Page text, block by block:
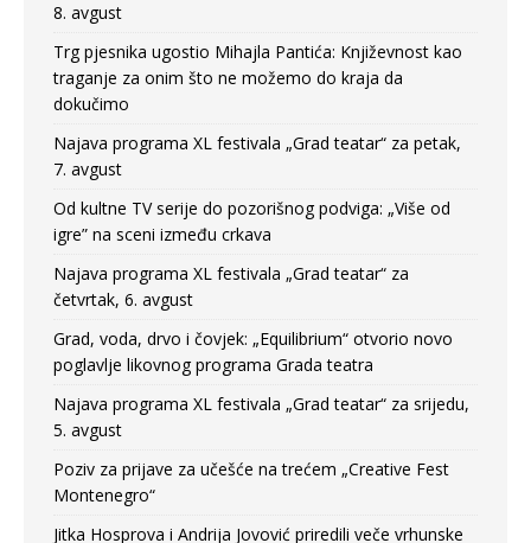
8. avgust
Trg pjesnika ugostio Mihajla Pantića: Književnost kao
traganje za onim što ne možemo do kraja da
dokučimo
Najava programa XL festivala „Grad teatar“ za petak,
7. avgust
Od kultne TV serije do pozorišnog podviga: „Više od
igre” na sceni između crkava
Najava programa XL festivala „Grad teatar“ za
četvrtak, 6. avgust
Grad, voda, drvo i čovjek: „Equilibrium“ otvorio novo
poglavlje likovnog programa Grada teatra
Najava programa XL festivala „Grad teatar“ za srijedu,
5. avgust
Poziv za prijave za učešće na trećem „Creative Fest
Montenegro“
Jitka Hosprova i Andrija Jovović priredili veče vrhunske